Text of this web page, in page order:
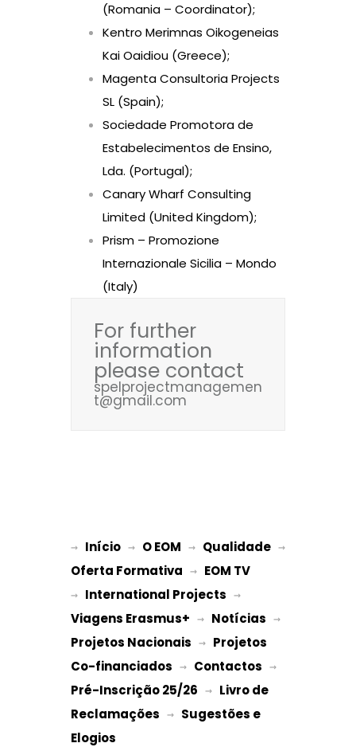
(Romania – Coordinator);
Kentro Merimnas Oikogeneias
Kai Oaidiou (Greece);
Magenta Consultoria Projects
SL (Spain);
Sociedade Promotora de
Estabelecimentos de Ensino,
Lda. (Portugal);
Canary Wharf Consulting
Limited (United Kingdom);
Prism – Promozione
Internazionale Sicilia – Mondo
(Italy)
For further
information
please contact
spelprojectmanagemen
t@gmail.com
→ Início → O EOM → Qualidade
Oferta Formativa → EOM TV
→ International Projects
Viagens Erasmus+ → Notícias
Projetos Nacionais → Projetos
Co-financiados → Contactos
Pré-Inscrição 25/26 → Livro de
Reclamações → Sugestões e
Elogios